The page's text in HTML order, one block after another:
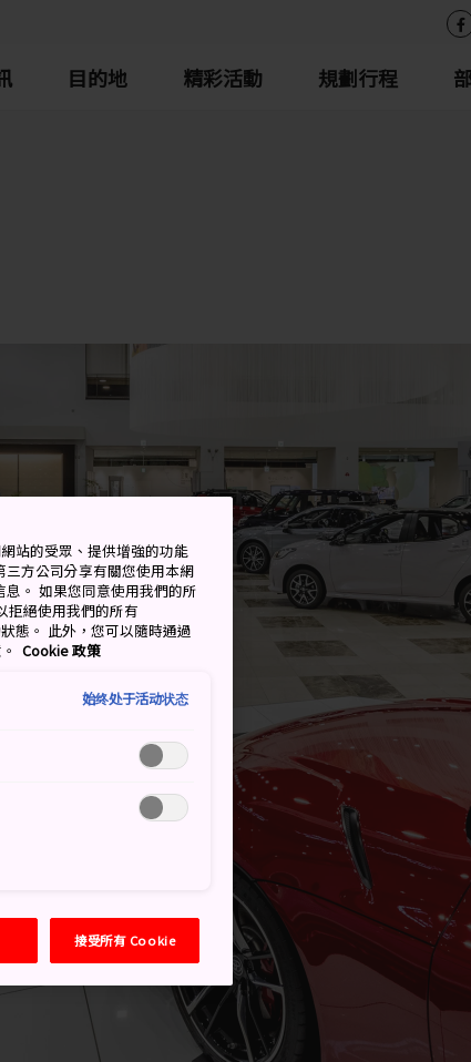
目的地 精彩活動 規劃行程
站的受眾、提供增強的功能
方公司分享有關您使用本網
。 如果您同意使用我們的所
絕使用我們的所有
態。 此外，您可以隨時通過
Cookie 政策
始终处于活动状态
接受所有 Cookie